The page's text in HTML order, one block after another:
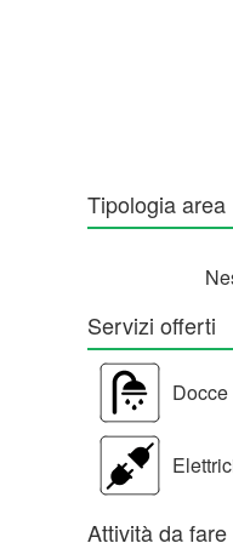
Tipologia area
Servizi offerti
Docce
Attività da fare